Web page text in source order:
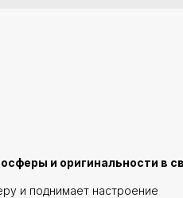
и оригинальности в
и поднимает настроение